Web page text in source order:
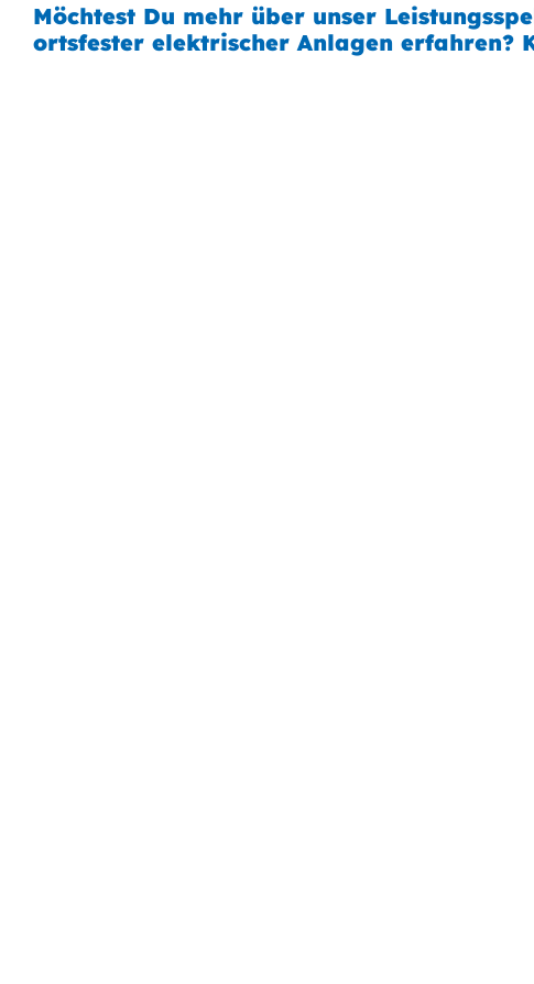
Möchtest Du mehr über unser
ortsfester elektrischer Anlagen erfahren?